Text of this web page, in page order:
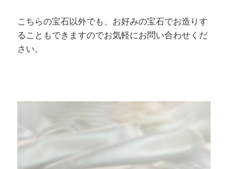
こちらの宝石以外でも、お好みの宝石でお造りす
ることもできますのでお気軽にお問い合わせくだ
さい。